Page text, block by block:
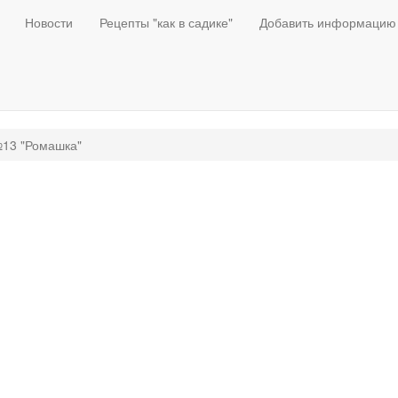
Новости Рецепты "как в садике" Добавить
"Ромашка"